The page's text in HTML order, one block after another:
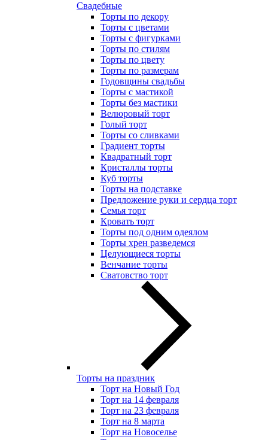
Свадебные
Торты по декору
Торты с цветами
Торты с фигурками
Торты по стилям
Торты по цвету
Торты по размерам
Годовщины свадьбы
Торты с мастикой
Торты без мастики
Велюровый торт
Голый торт
Торты со сливками
Градиент торты
Квадратный торт
Кристаллы торты
Куб торты
Торты на подставке
Предложение руки и сердца торт
Семья торт
Кровать торт
Торты под одним одеялом
Торты хрен разведемся
Целующиеся торты
Венчание торты
Сватовство торт
Торты на праздник
Торт на Новый Год
Торт на 14 февраля
Торт на 23 февраля
Торт на 8 марта
Торт на Новоселье